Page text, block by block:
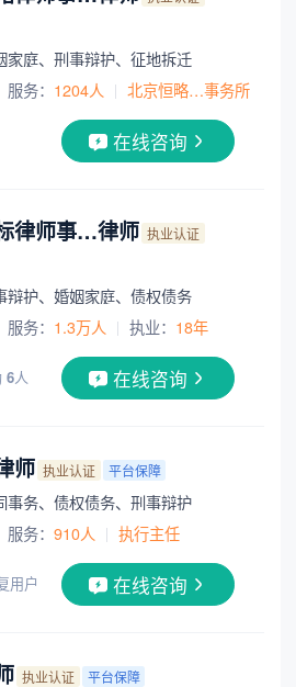
过官方渠道对其执业证号进行核实；
号并通过验证码完成本人验证。
家庭、刑事辩护、征地拆迁
服务： 1204人 北京恒略…事务所
在线咨询
律师事…律师 执业认证
辩护、婚姻家庭、债权债务
服务： 1.3万人 执业： 18年
6人 在线咨询
师 执业认证 平台保障
事务、债权债务、刑事辩护
服务：910人 执行主任
用户 在线咨询
执业认证 平台保障